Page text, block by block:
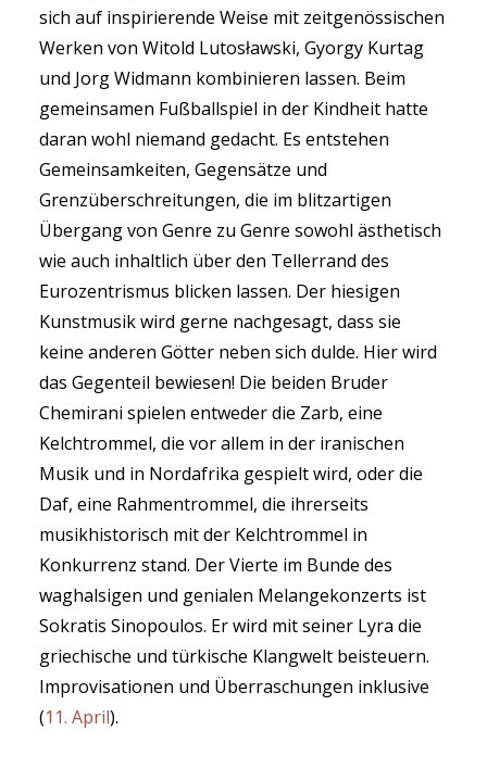
sich auf inspirierende Weise mit zeitgenössischen
Werken von Witold Lutosławski, Gyorgy Kurtag
und Jorg Widmann kombinieren lassen. Beim
gemeinsamen Fußballspiel in der Kindheit hatte
daran wohl niemand gedacht. Es entstehen
Gemeinsamkeiten, Gegensätze und
Grenzüberschreitungen, die im blitzartigen
Übergang von Genre zu Genre sowohl ästhetisch
wie auch inhaltlich über den Tellerrand des
Eurozentrismus blicken lassen. Der hiesigen
Kunstmusik wird gerne nachgesagt, dass sie
keine anderen Götter neben sich dulde. Hier wird
das Gegenteil bewiesen! Die beiden Bruder
Chemirani spielen entweder die Zarb, eine
Kelchtrommel, die vor allem in der iranischen
Musik und in Nordafrika gespielt wird, oder die
Daf, eine Rahmentrommel, die ihrerseits
musikhistorisch mit der Kelchtrommel in
Konkurrenz stand. Der Vierte im Bunde des
waghalsigen und genialen Melangekonzerts ist
Sokratis Sinopoulos. Er wird mit seiner Lyra die
griechische und türkische Klangwelt beisteuern.
Improvisationen und Überraschungen inklusive
(11. April).